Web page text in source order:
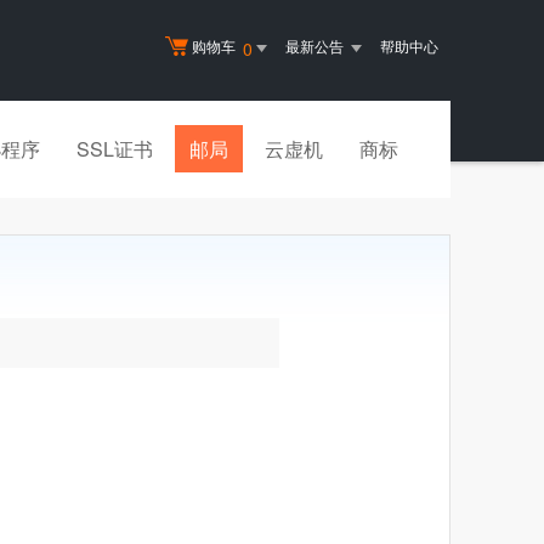
购物车 0 最新公告 帮助中心
序 SSL证书 邮局 云虚机 商标